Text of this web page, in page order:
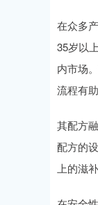
在众多
35岁以
内市场
流程有
其配方
配方的
上的滋